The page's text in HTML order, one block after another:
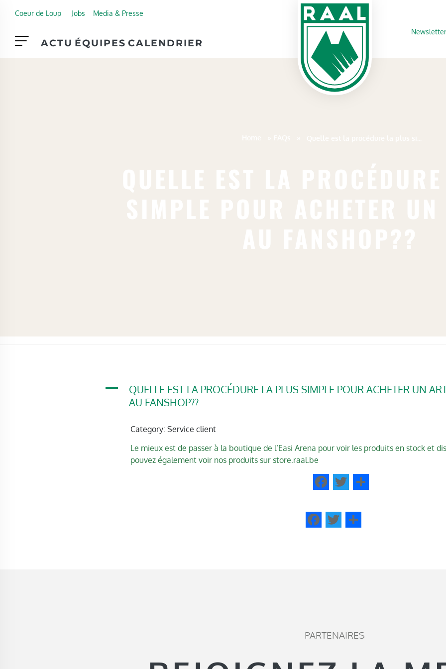
Coeur de Loup Jobs Media & Presse
Newsletter
ACTU ÉQUIPES CALENDRIER
A
QUELLE EST LA PROCÉDURE LA PLUS SIMPLE POUR ACHETER UN
AU FANSHOP??
Category: Service client
Le mieux est de passer à la boutique de l’Easi Arena pour voir les produits en stock et
pouvez également voir nos produits sur store.raal.be
Facebook
Twitter
Share
Facebook
Twitter
Share
PARTENAIRES